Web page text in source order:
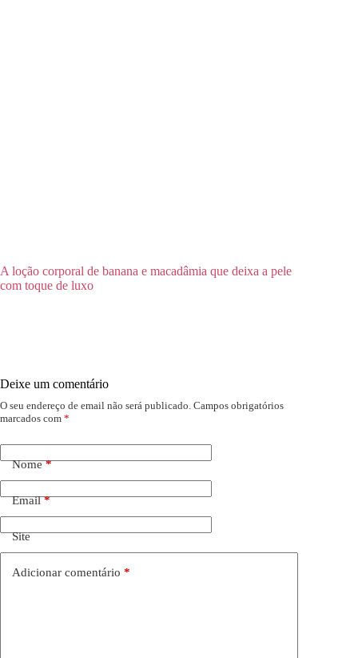
A loção corporal de banana e macadâmia que deixa a pele
com toque de luxo
Deixe um comentário
O seu endereço de email não será publicado. Campos obrigatórios
marcados com *
Nome*
Email*
Site
Adicionar comentário *